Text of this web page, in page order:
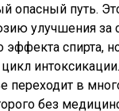
опасный путь.
улучшения за
эффекта спирта,
переходит в
без